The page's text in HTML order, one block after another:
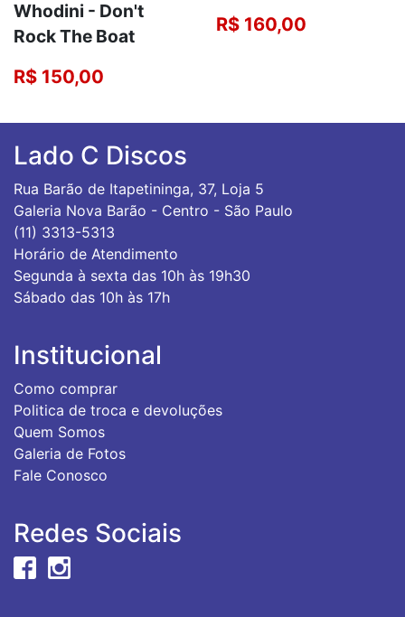
Whodini - Don't
Rock The Boat
R$ 150,00
R$ 160,00
Lado C Discos
Rua Barão de Itapetininga, 37, Loja 5
Galeria Nova Barão - Centro - São Paulo
(11) 3313-5313
Horário de Atendimento
Segunda à sexta das 10h às 19h30
Sábado das 10h às 17h
Institucional
Como comprar
Politica de troca e devoluções
Quem Somos
Galeria de Fotos
Fale Conosco
Redes Sociais